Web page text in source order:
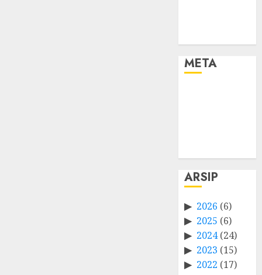
META
ARSIP
2026 (6)
2025 (6)
2024(24)
2023 (15)
2022 (17)